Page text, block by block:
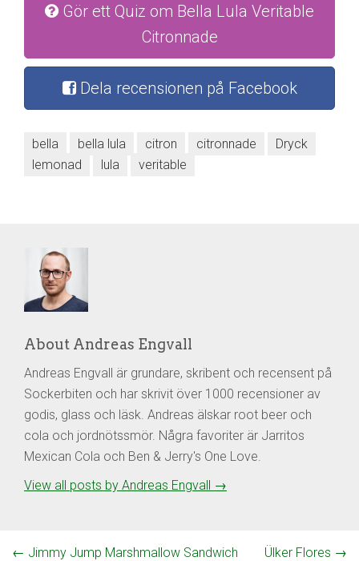
Gör ett Quiz om Bella Lula Veritable
Citronnade
Dela recensionen på Facebook
bella bella lula citron citronnade
Dryck
lemonad
lula veritable
About Andreas Engvall
Andreas Engvall är grundare, skribent och recensent på
Sockerbiten och har skrivit över 1000 recensioner av
godis, glass och läsk. Andreas älskar root beer och
cola och jordnötssmör. Några favoriter är Jarritos
Mexican Cola och Ben & Jerry's One Love.
View all posts by Andreas Engvall →
← Jimmy Jump Marshmallow Sandwich Ülker Flores →